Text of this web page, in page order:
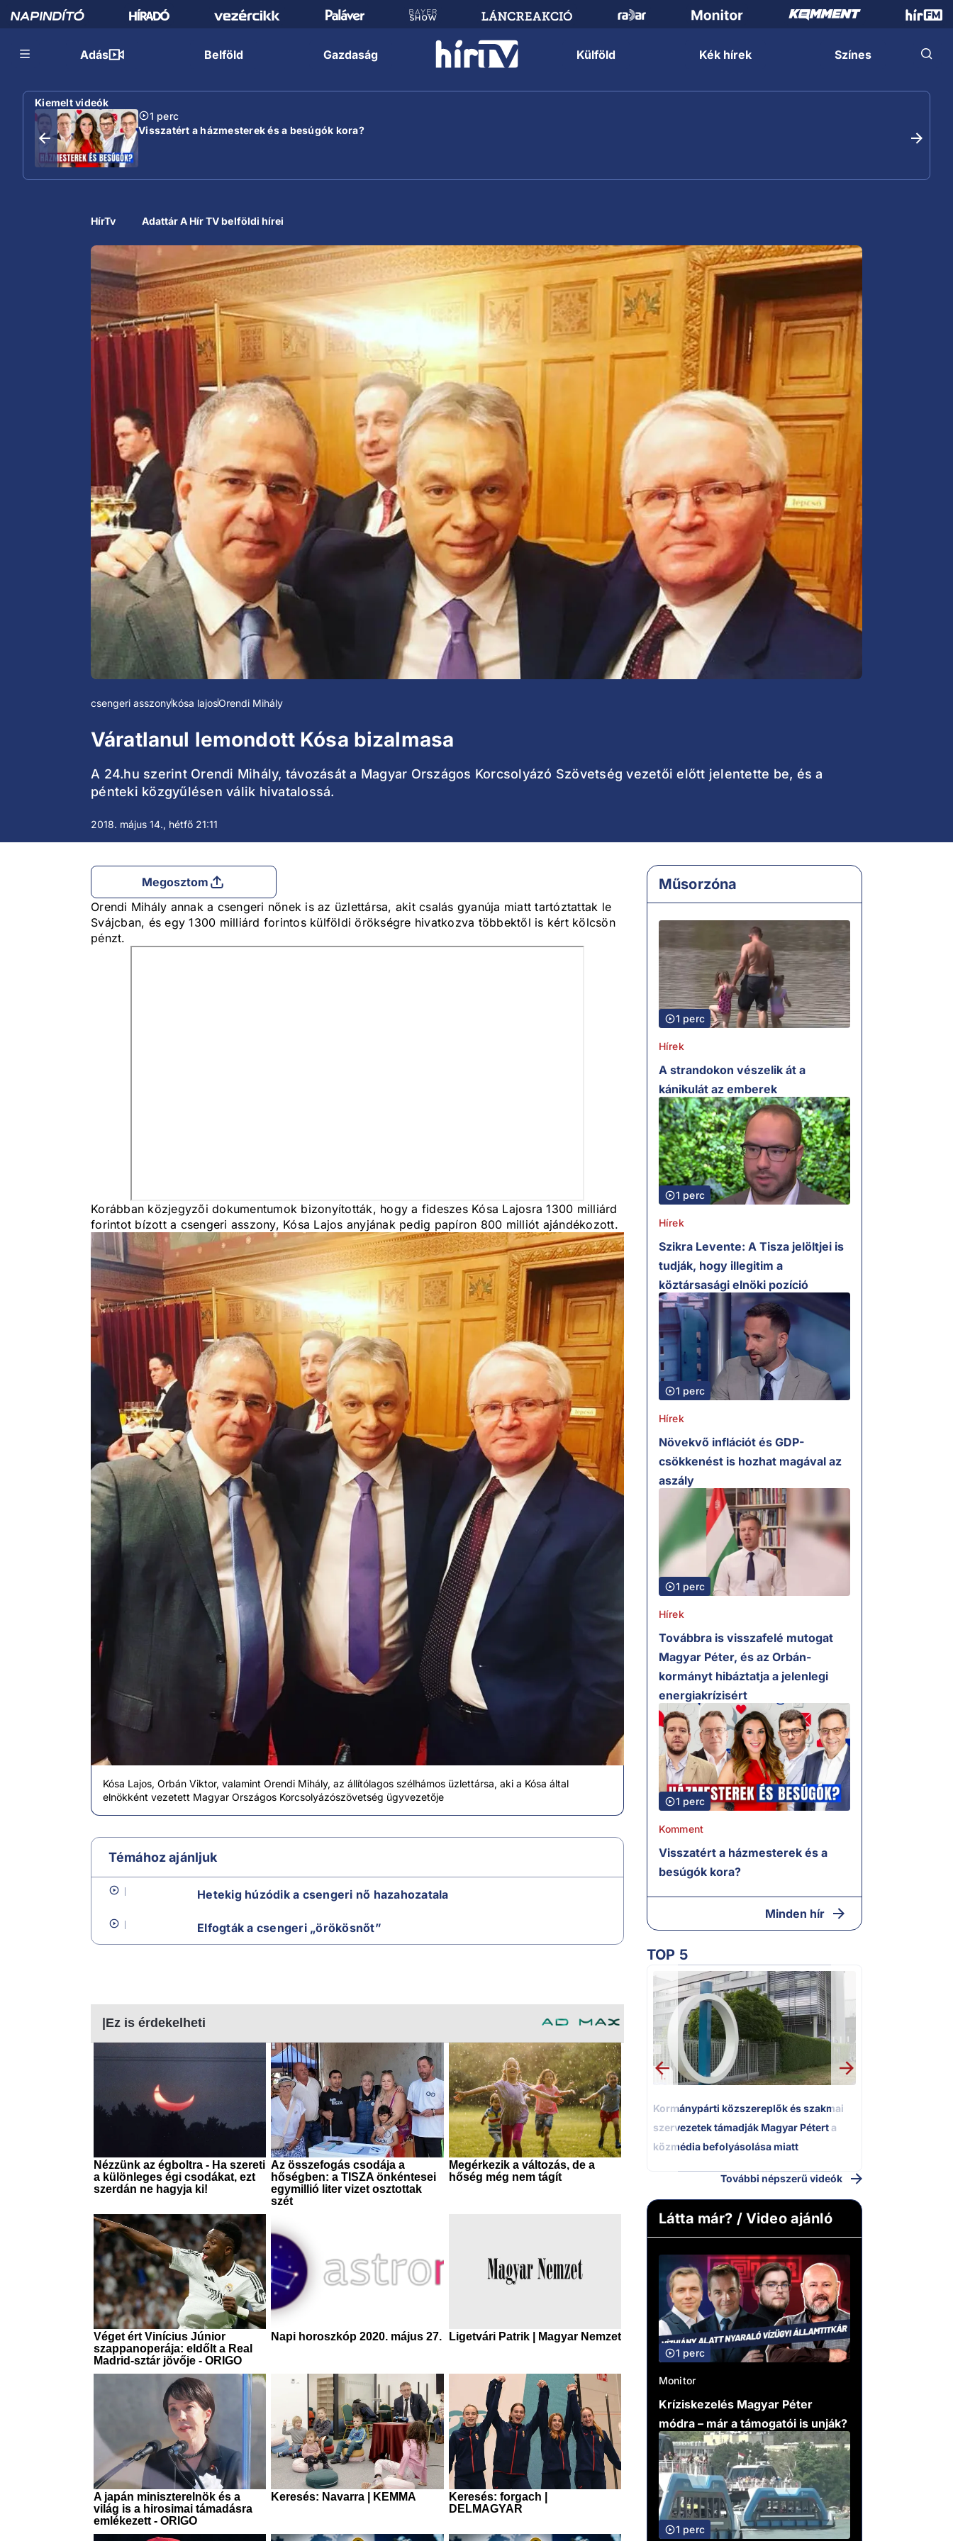
Adás Belföld Gazdaság Külföld Kék hírek Színes
Kiemelt videók
1 perc
Visszatért a házmesterek és a besúgók kora?
HírTv Adattár A Hír TV belföldi hírei
csengeri asszonykósa lajosOrendi Mihály
Váratlanul lemondott Kósa bizalmasa
A 24.hu szerint Orendi Mihály, távozását a Magyar Országos Korcsolyázó Szövetség vezetői előtt jelentette be, és a
pénteki közgyűlésen válik hivatalossá.
2018. május 14., hétfő 21:11
Megosztom
Orendi Mihály annak a csengeri nőnek is az üzlettársa, akit csalás gyanúja miatt tartóztattak le
Svájcban, és egy 1300 milliárd forintos külföldi örökségre hivatkozva többektől is kért kölcsön
pénzt.
Korábban közjegyzői dokumentumok bizonyították, hogy a fideszes Kósa Lajosra 1300 milliárd
forintot bízott a csengeri asszony, Kósa Lajos anyjának pedig papíron 800 milliót ajándékozott.
Kósa Lajos, Orbán Viktor, valamint Orendi Mihály, az állítólagos szélhámos üzlettársa, aki a Kósa által
elnökként vezetett Magyar Országos Korcsolyázószövetség ügyvezetője
Témához ajánljuk
Hetekig húzódik a csengeri nő hazahozatala
Elfogták a csengeri „örökösnőt”
Műsorzóna
1 perc
Hírek
A strandokon vészelik át a
kánikulát az emberek
1 perc
Hírek
Szikra Levente: A Tisza jelöltjei is
tudják, hogy illegitim a
köztársasági elnöki pozíció
1 perc
Hírek
Növekvő inflációt és GDP-
csökkenést is hozhat magával az
aszály
1 perc
Hírek
Továbbra is visszafelé mutogat
Magyar Péter, és az Orbán-
kormányt hibáztatja a jelenlegi
energiakrízisért
1 perc
Komment
Visszatért a házmesterek és a
besúgók kora?
Minden hír
TOP 5
1.
Kormánypárti közszereplők és szakmai
szervezetek támadják Magyar Pétert a
közmédia befolyásolása miatt
További népszerű videók
Látta már? / Video ajánló
1 perc
Monitor
Kríziskezelés Magyar Péter
módra – már a támogatói is unják?
1 perc